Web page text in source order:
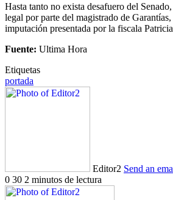
Hasta tanto no exista desafuero del
legal por parte del magistrado de
imputación presentada por la fiscala
Fuente: Ultima Hora
Etiquetas
portada
Editor2 Send an
0 30 2 minutos de lectura